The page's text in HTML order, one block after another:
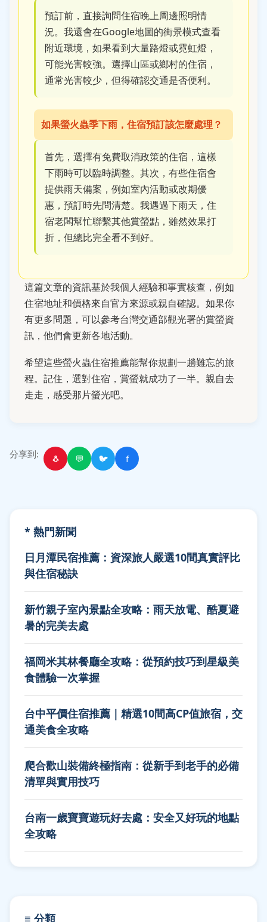
預訂前，直接詢問住宿晚上周邊照明情
況。我還會在Google地圖的街景模式查看
附近環境，如果看到大量路燈或霓虹燈，
可能光害較強。選擇山區或鄉村的住宿，
通常光害較少，但得確認交通是否便利。
如果螢火蟲季下雨，住宿預訂該怎麼處理？
首先，選擇有免費取消政策的住宿，這樣
下雨時可以臨時調整。其次，有些住宿會
提供雨天備案，例如室內活動或改期優
惠，預訂時先問清楚。我遇過下雨天，住
宿老闆幫忙聯繫其他賞螢點，雖然效果打
折，但總比完全看不到好。
這篇文章的資訊基於我個人經驗和事實核查，例如
住宿地址和價格來自官方來源或親自確認。如果你
有更多問題，可以參考台灣交通部觀光署的賞螢資
訊，他們會更新各地活動。
希望這些螢火蟲住宿推薦能幫你規劃一趟難忘的旅
程。記住，選對住宿，賞螢就成功了一半。親自去
走走，感受那片螢光吧。
分享到: 🐧 💬 🐦 f
* 熱門新聞
日月潭民宿推薦：資深旅人嚴選10間真實評比
與住宿秘訣
新竹親子室內景點全攻略：雨天放電、酷夏避
暑的完美去處
福岡米其林餐廳全攻略：從預約技巧到星級美
食體驗一次掌握
台中平價住宿推薦｜精選10間高CP值旅宿，交
通美食全攻略
爬合歡山裝備終極指南：從新手到老手的必備
清單與實用技巧
台南一歲寶寶遊玩好去處：安全又好玩的地點
全攻略
≡ 分類